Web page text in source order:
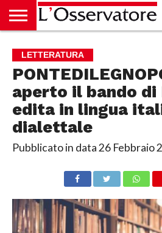
CULTURA
ECONOMIA
RUBRICHE
ARCHIVIO
PODCAST
ABBONAMENTO
CHI
SIAMO
ACCEDI
LETTERATURA
aperto il bando di
edita in lingua
dialettale
Pubblicato in data26 Febbraio